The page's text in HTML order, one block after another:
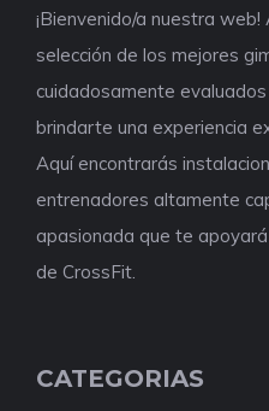
¡Bienvenido/a nuestra
selección de los mejores
cuidadosamente
brindarte una experiencia
Aquí encontrarás
entrenadores altamente
apasionada que te
de CrossFit.
CATEGORIAS